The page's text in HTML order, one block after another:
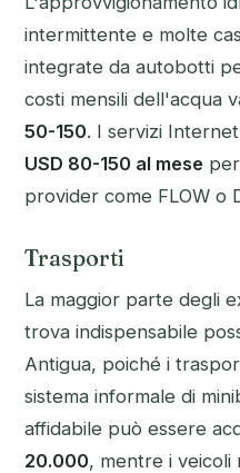
intermittente e molte
integrate da autobotti
costi mensili dell'acqua
50-150. I servizi
USD 80-150 al mese
provider come FLOW o
Trasporti
La maggior parte degli
trova indispensabile
Antigua, poiché i
sistema informale di
affidabile può essere
20.000, mentre i veicoli